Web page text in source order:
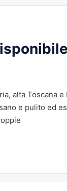
alta Toscana
e pulito ed